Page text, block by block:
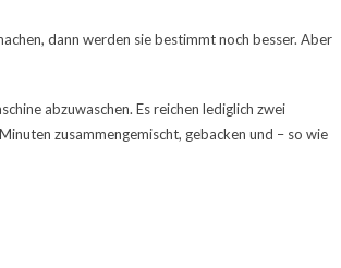
dann werden sie bestimmt noch besser. Aber
abzuwaschen. Es reichen lediglich zwei
zusammengemischt, gebacken und – so wie